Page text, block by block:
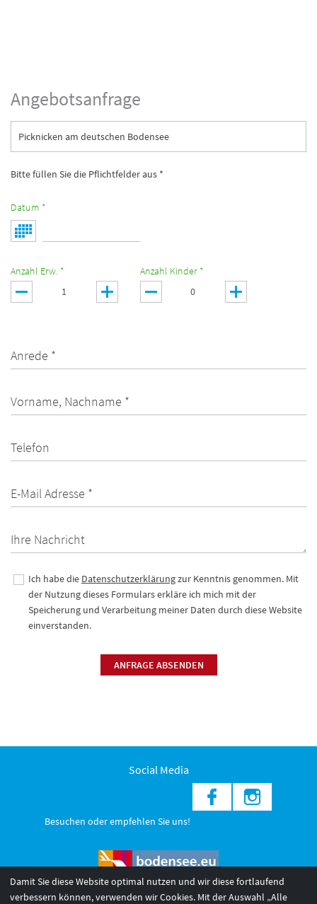
Angebotsanfrage
Picknicken am deutschen Bodensee
Bitte füllen Sie die Pflichtfelder aus *
Datum *
Anzahl Erw. * Anzahl Kinder *
Anrede *
Vorname, Nachname *
Telefon
E-Mail Adresse *
Ihre Nachricht
Ich habe die Datenschutzerklärungzur Kenntnis genommen. Mit
der Nutzung dieses Formulars erkläre ich mich mit der
Speicherung und Verarbeitung meiner Daten durch diese Website
einverstanden.
ANFRAGE ABSENDEN
Social Media
Besuchen oder empfehlen Sie uns!
Damit Sie diese Website optimal nutzen und wir diese fortlaufend
verbessern können, verwenden wir Cookies. Mit der Auswahl „Alle